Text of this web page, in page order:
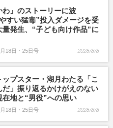
わ』のストーリーに波
すい猛毒”投入ダメージを受
量発生、“子ども向け作品”に
18日・25日号 2026/8/8
ップスター・湖月わたる「こ
だ」振り返るかけがえのない
在地と“男役”への思い
18日・25日号 2026/8/8